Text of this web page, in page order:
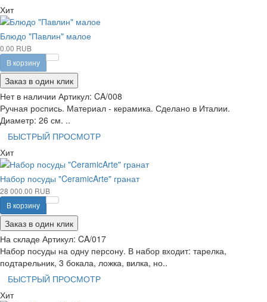
Хит
Блюдо "Павлин" малое
0.00 RUB
В корзину
Заказ в один клик
Нет в наличии Артикул: CA/008
Ручная роспись. Материал - керамика. Сделано в Италии.
Диаметр: 26 см. ..
БЫСТРЫЙ ПРОСМОТР
Хит
Набор посуды "CeramicArte" гранат
28 000.00 RUB
В корзину
Заказ в один клик
На складе Артикул: CA/017
Набор посуды на одну персону. В набор входит: тарелка,
подтарельник, 3 бокала, ложка, вилка, но..
БЫСТРЫЙ ПРОСМОТР
Хит